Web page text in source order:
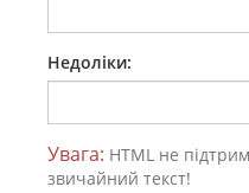
Недоліки:
Увага: HTML не
звичайний текст!